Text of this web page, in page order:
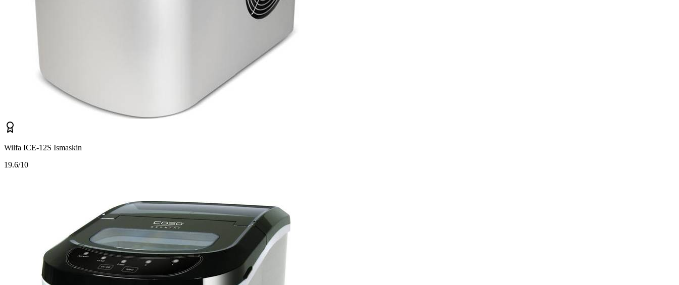
Wilfa ICE-12S Ismaskin
19.6/10